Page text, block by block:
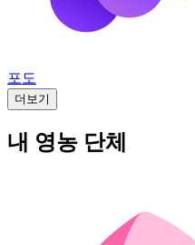
포도
더보기
내 영농 단체